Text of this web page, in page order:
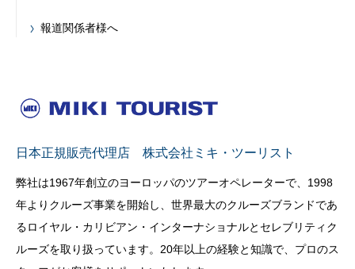
報道関係者様へ
日本正規販売代理店 株式会社ミキ・ツーリスト
弊社は1967年創立のヨーロッパのツアーオペレーターで、1998
年よりクルーズ事業を開始し、世界最大のクルーズブランドであ
るロイヤル・カリビアン・インターナショナルとセレブリティク
ルーズを取り扱っています。20年以上の経験と知識で、プロのス